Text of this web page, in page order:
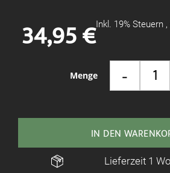
Menge -
34,95 €Inkl. 19% Steuern ,
IN DEN
Lieferzeit 1
springen